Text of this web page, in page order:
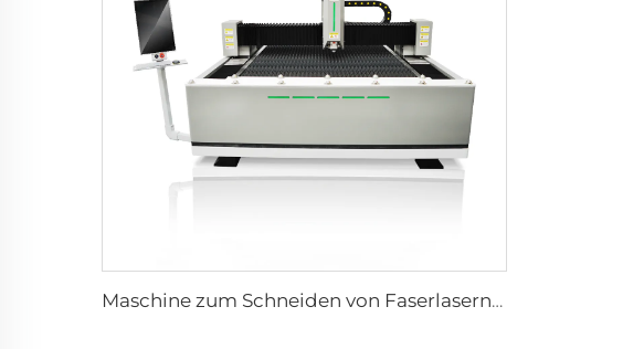
Maschine zum Schneiden von Faserlasern1530